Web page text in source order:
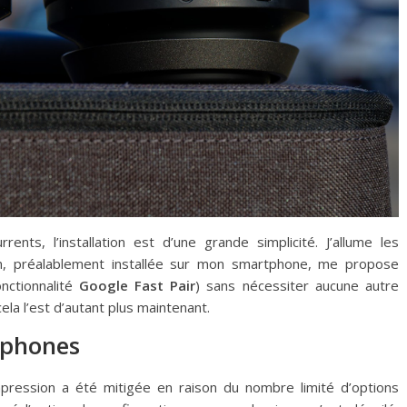
l’installation est d’une grande simplicité. J’allume les
préalablement installée sur mon smartphone, me propose
Google Fast Pair) sans nécessiter aucune autre
l’est d’autant plus maintenant.
a été mitigée en raison du nombre limité d’options